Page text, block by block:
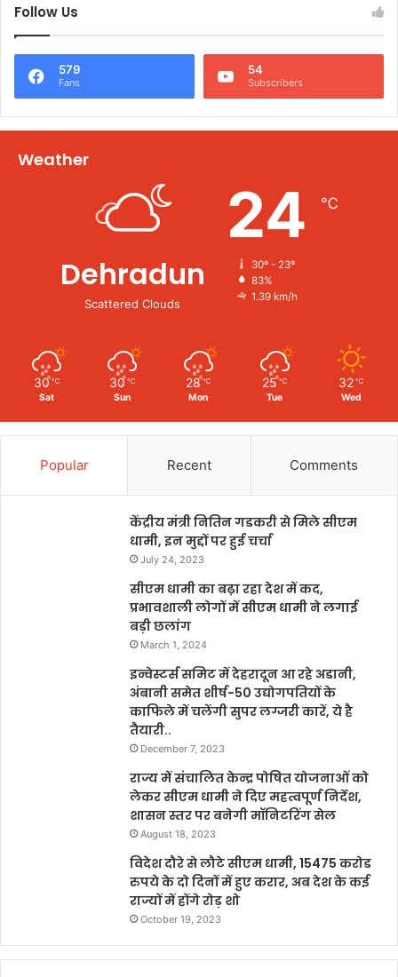
Follow Us
579
Fans
54
Subscribers
Weather
Dehradun
Scattered Clouds
24 ℃
30º - 23º
83%
1.39 km/h
30 ℃
Sat
30 ℃
Sun
28 ℃
Mon
25 ℃
Tue
32 ℃
Wed
Popular Recent Comments
केंद्रीय मंत्री नितिन गडकरी से मिले सीएम
धामी, इन मुद्दों पर हुई चर्चा
July 24, 2023
सीएम धामी का बढ़ा रहा देश में कद,
प्रभावशाली लोगों में सीएम धामी ने लगाई
बड़ी छलांग
March 1, 2024
इन्वेस्टर्स समिट में देहरादून आ रहे अडानी,
अंबानी समेत शीर्ष-50 उद्योगपतियों के
काफिले में चलेंगी सुपर लग्जरी कारें, ये है
तैयारी..
December 7, 2023
राज्य में संचालित केन्द्र पोषित योजनाओं को
लेकर सीएम धामी ने दिए महत्वपूर्ण निर्देश,
शासन स्तर पर बनेगी मॉनिटरिंग सेल
August 18, 2023
विदेश दौरे से लौटे सीएम धामी, 15475 करोड
रुपये के दो दिनों में हुए करार, अब देश के कई
राज्यों में होंगे रोड़ शो
October 19, 2023